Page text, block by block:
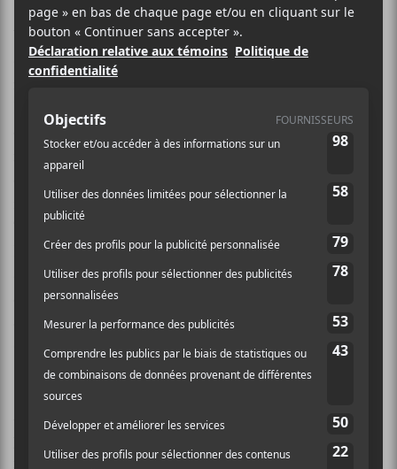
Universal Music Groupétait déjà propriétaire de
49% des actions dePIASdepuis 2022, mais vient
maintenant d’en devenir le propriétaire majoritaire.
Kenny Gates restera en tant que dirigeant, mais celui-
ci vient d’accepter de ne plus être propriétaire de la
maison de disque. En plus de la maison de disque,
qui
inclut les maisons de disque Mute Records,
Transgressive Records, ATO, Heavenly. Son service
Integral qui distribue le Beggars Group qui comprend
4AD, Matador, XL Recordings, Rough Trade Records
et True Panther Sound, ainsi que le Secretly Group
qui comprend Secretly Canadian, Jajgajguwar et Dead
Oceans fait aussi partie de l’achat.
Autrement dit, Universal Music Group
vient de
prendre une bonne partie de la distribution de la
musique indépendante de gros calibre à travers le